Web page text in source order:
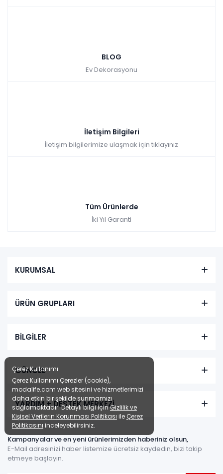
BLOG
Ev Dekorasyonu
İletişim Bilgileri
İletişim bilgilerimize ulaşmak için tıklayınız
Tüm Ürünlerde
İki Yıl Garanti
KURUMSAL
ÜRÜN GRUPLARI
BİLGİLER
GÜNCEL
YARDIM + DESTEK MERKEZİ
Kampanyalar ve en yeni ürünlerimizden haberiniz olsun,
E-Mail adresinizi haber listemize ücretsiz kaydedin, bizi takip
etmeye başlayın.
Çerez Kullanımı
Çerez Kullanımı Çerezler (cookie),
modalife.com web sitesini ve hizmetlerimizi
daha etkin bir şekilde sunmamızı
sağlamaktadır. Detaylı bilgi içinGizlilik ve
Kişisel Verilerin Korunması Politikası ile Çerez
Politikasını inceleyebilirsiniz.